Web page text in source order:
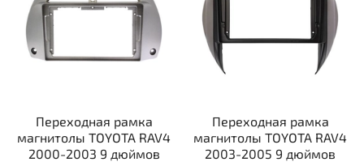
Переходная рамка
магнитолы TOYOTA RAV4
2000-2003 9 дюймов
Переходная рамка
магнитолы TOYOTA RAV4
2003-2005 9 дюймов